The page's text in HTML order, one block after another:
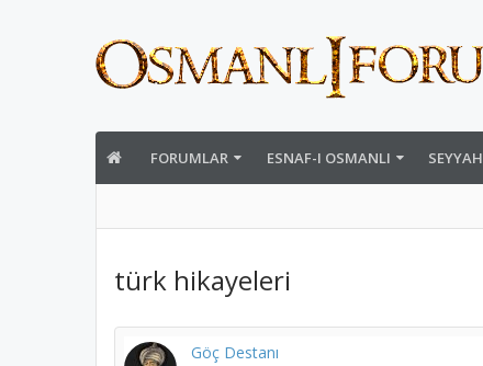
FORUMLAR ESNAF-I OSMANLI SEYYAH
türk hikayeleri
Göç Destanı